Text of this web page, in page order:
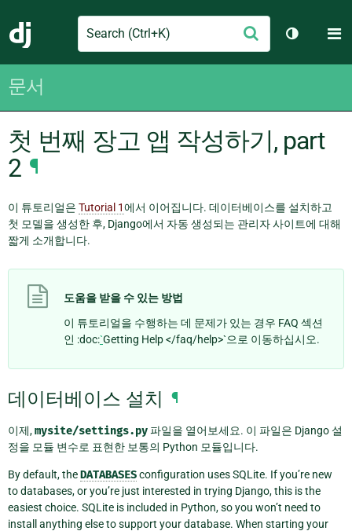
Django
Search
출
테마 토
문서
첫 번째 장고 앱 작성하기, part
2 ¶
이 튜토리얼은 Tutorial 1에서 이어집니다. 데이터베이스를 설치하고
첫 모델을 생성한 후, Django에서 자동 생성되는 관리자 사이트에 대해
짧게 소개합니다.
도움을 받을 수 있는 방법
이 튜토리얼을 수행하는 데 문제가 있는 경우 FAQ 섹션
인 :doc:`Getting Help </faq/help>`으로 이동하십시오.
데이터베이스 설치 ¶
이제,mysite/settings.py파일을 열어보세요. 이 파일은 Django 설
정을 모듈 변수로 표현한 보통의 Python 모듈입니다.
By default, theDATABASESconfiguration uses SQLite. If you’re new
to databases, or you’re just interested in trying Django, this is the
easiest choice. SQLite is included in Python, so you won’t need to
install anything else to support your database. When starting your